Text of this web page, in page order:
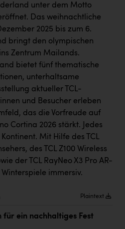
Dr. Loimer
GmbH
unter dem Motto
Das weihnachtliche
2025 bis zum 6.
bringt den olympischen
Zentrum Mailands.
bietet fünf thematische
unterhaltsame
aktueller TCL-
und Besucher erleben
das die Vorfreude auf
Cortina 2026 stärkt. Jedes
Mit Hilfe des TCL
des TCL Z100 Wireless
der TCL RayNeo X3 Pro AR-
immersiv.
Plaintext
ein nachhaltiges Fest